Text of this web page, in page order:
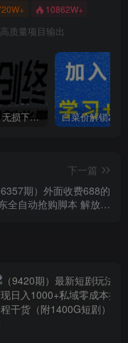
10862W+
质量项目输出
全网VIP课程 无损下载~
下一篇
6357期）外面收费688的
全自动抢购脚本 解放双